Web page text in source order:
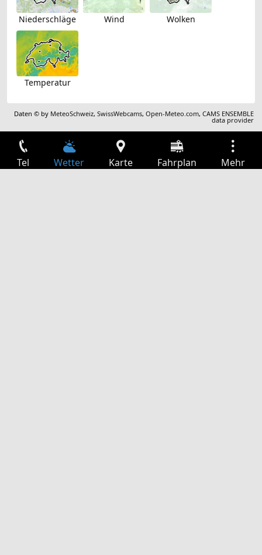
Niederschläge Wind Wolken
Temperatur
Daten © by MeteoSchweiz,SwissWebcams,Open-Meteo.com,CAMS ENSEMBLE
data provider
Tel Wetter Karte Fahrplan Mehr